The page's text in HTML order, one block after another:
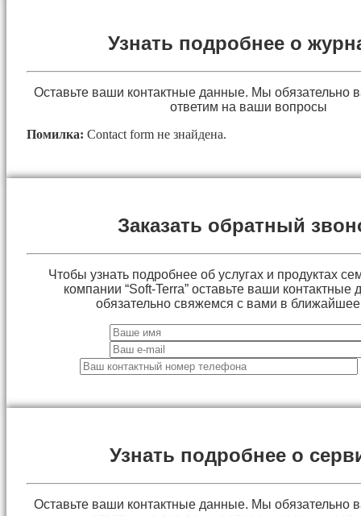
Узнать подробнее о
Оставьте ваши контактные данные. Мы обязательно
ответим на ваши вопросы
Помилка: Contact form не знайдена.
Заказать обратный
Чтобы узнать подробнее об услугах и продуктах
компании “Soft-Terra” оставьте ваши
обязательно свяжемся с вами в
Узнать подробнее о
Оставьте ваши контактные данные. Мы обязательно